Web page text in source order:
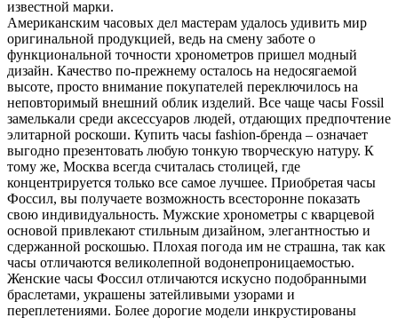
известной марки.
Американским часовых дел мастерам удалось удивить мир
оригинальной продукцией, ведь на смену заботе о
функциональной точности хронометров пришел модный
дизайн. Качество по-прежнему осталось на недосягаемой
высоте, просто внимание покупателей переключилось на
неповторимый внешний облик изделий. Все чаще часы Fossil
замелькали среди аксессуаров людей, отдающих предпочтение
элитарной роскоши. Купить часы fashion-бренда – означает
выгодно презентовать любую тонкую творческую натуру. К
тому же, Москва всегда считалась столицей, где
концентрируется только все самое лучшее. Приобретая часы
Фоссил, вы получаете возможность всесторонне показать
свою индивидуальность. Мужские хронометры с кварцевой
основой привлекают стильным дизайном, элегантностью и
сдержанной роскошью. Плохая погода им не страшна, так как
часы отличаются великолепной водонепроницаемостью.
Женские часы Фоссил отличаются искусно подобранными
браслетами, украшены затейливыми узорами и
переплетениями. Более дорогие модели инкрустированы